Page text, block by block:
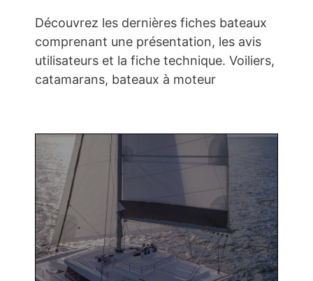
Découvrez les dernières fiches bateaux
comprenant une présentation, les avis
utilisateurs et la fiche technique. Voiliers,
catamarans, bateaux à moteur